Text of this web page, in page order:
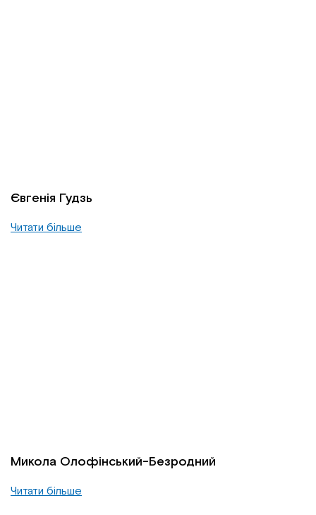
Євгенія Гудзь
Читати більше
Микола Олофінський-Безродний
Читати більше